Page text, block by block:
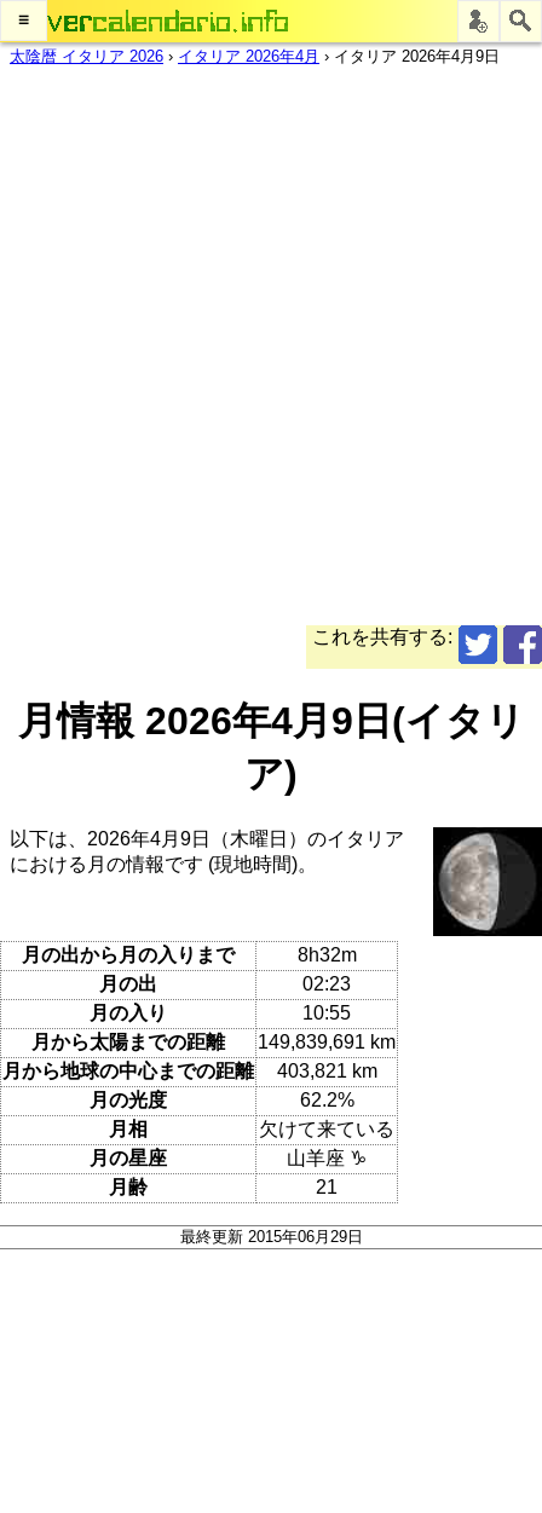
≡
太陰暦 イタリア 2026 › イタリア 2026年4月 › イタリア 2026年4月9日
これを共有する:
月情報 2026年4月9日(イタリ
ア)
以下は、2026年4月9日（木曜日）のイタリア
における月の情報です (現地時間)。
月の出から月の入りまで
8h32m
月の出
02:23
月の入り
10:55
月から太陽までの距離
149,839,691 km
月から地球の中心までの距離
403,821 km
月の光度
62.2%
月相
欠けて来ている
月の星座
山羊座 ♑
月齢
21
最終更新 2015年06月29日